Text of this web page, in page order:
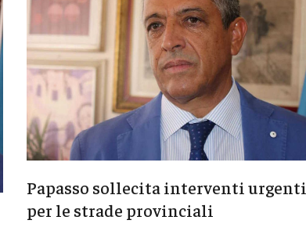
Papasso sollecita interventi urgenti
per le strade provinciali